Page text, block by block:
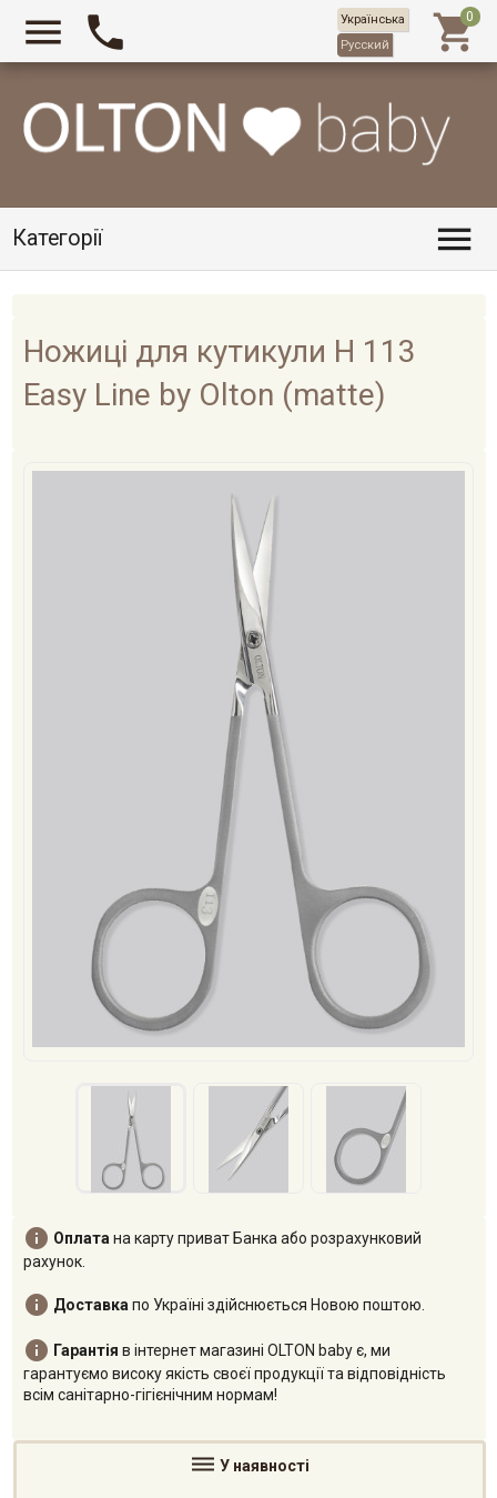
Категорії 
  
Ножиці для кутикули H 113
Easy Line by Olton (matte)
 Оплатана карту приват Банка або розрахунковий
рахунок.
 Доставкапо Україні здійснюється Новою поштою.
 Гарантія в інтернет магазині OLTON baby є, ми
гарантуємо високу якість своєї продукції та відповідність
всім санітарно-гігієнічним нормам!
 У наявності
Українська
Русский